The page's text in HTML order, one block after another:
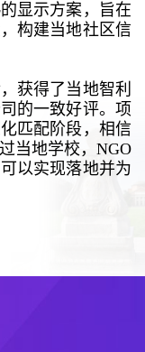
显示方案，旨在
构建当地社区信
获得了当地智利
的一致好评。项
匹配阶段，相信
当地学校，NGO
以实现落地并为